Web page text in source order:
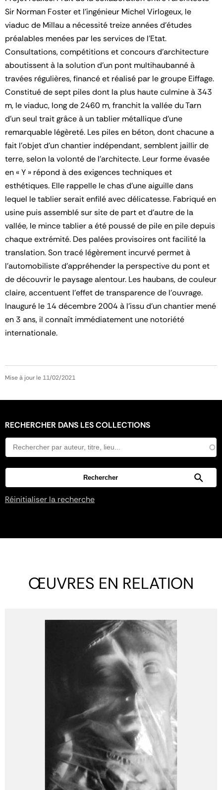
Sir Norman Foster et l’ingénieur Michel Virlogeux, le
viaduc de Millau a nécessité treize années d’études
préalables menées par les services de l’Etat.
Consultations, compétitions et concours d’architecture
aboutissent à la solution d’un pont multihaubanné à
travées régulières, financé et réalisé par le groupe Eiffage.
Constitué de sept piles dont la plus haute culmine à 343
m, le viaduc, long de 2460 m, franchit la vallée du Tarn
d’un seul trait grâce à un tablier métallique d’une
remarquable légèreté. Les piles en béton, dont chacune a
fait l’objet d’un chantier indépendant, semblent jaillir de
terre, selon la volonté de l’architecte. Leur forme évasée
en « Y » répond à des exigences techniques et
esthétiques. Elle rappelle le chas d’une aiguille dans
lequel le tablier serait enfilé avec délicatesse. Fabriqué en
usine puis assemblé sur site de part et d’autre de la
vallée, le mince tablier a été poussé de pile en pile depuis
chaque extrémité. Des palées provisoires ont facilité la
translation. Son tracé légèrement incurvé permet à
l’automobiliste d’appréhender la perspective du pont et
de découvrir le paysage alentour. Les haubans, de couleur
claire, accentuent l’effet de transparence de l’ouvrage.
Inauguré le 14 décembre 2004 à l’issu d’un chantier mené
en 3 ans, il connaît immédiatement une notoriété
internationale.
Mise à jour le 11/02/2021
RECHERCHER DANS LES COLLECTIONS
Réinitialiser la recherche
ŒUVRES EN RELATION